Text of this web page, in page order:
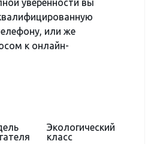
уверенности вы
или же
к онлайн-
Экологический
класс